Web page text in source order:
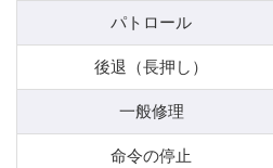
パトロール
後退（長押し）
一般修理
命令の停止